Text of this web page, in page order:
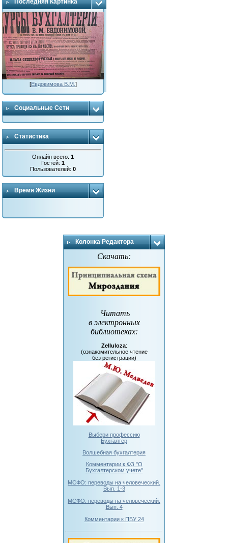
Последняя Картинка
[Евдокимова В.М. ]
Социальные Сети
Статистика
Онлайн всего:1
Гостей:1
Пользователей:0
Время Жизни
Колонка Редактора
Скачать:
Читать
в электронных
библиотеках:
Zelluloza:
(ознакомительное чтение
без регистрации)
Выбери профессию
Бухгалтер
Волшебная бухгалтерия
Комментарии к ФЗ "О
Бухгалтерском учете"
МСФО: переводы на человеческий.
Вып. 1-3
МСФО: переводы на человеческий.
Вып. 4
Комментарии к ПБУ 24